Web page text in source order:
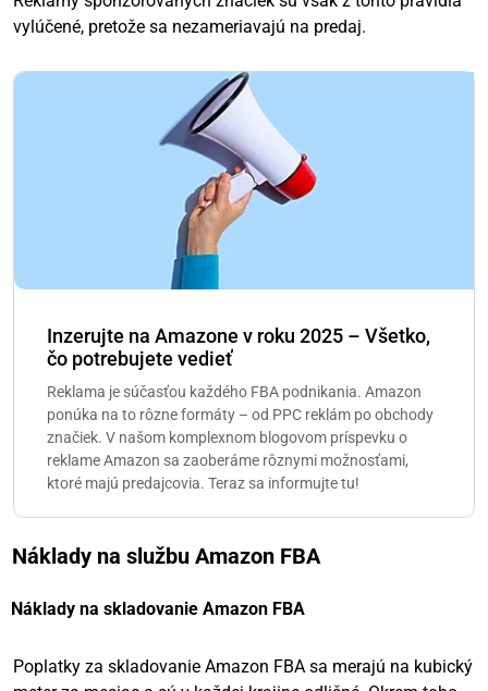
vylúčené, pretože sa nezameriavajú na predaj.
Inzerujte na Amazone v roku 2025 – Všetko,
čo potrebujete vedieť
Reklama je súčasťou každého FBA podnikania. Amazon
ponúka na to rôzne formáty – od PPC reklám po obchody
značiek. V našom komplexnom blogovom príspevku o
reklame Amazon sa zaoberáme rôznymi možnosťami,
ktoré majú predajcovia. Teraz sa informujte tu!
Náklady na službu Amazon FBA
Náklady na skladovanie Amazon FBA
Poplatky za skladovanie Amazon FBA sa merajú na kubický